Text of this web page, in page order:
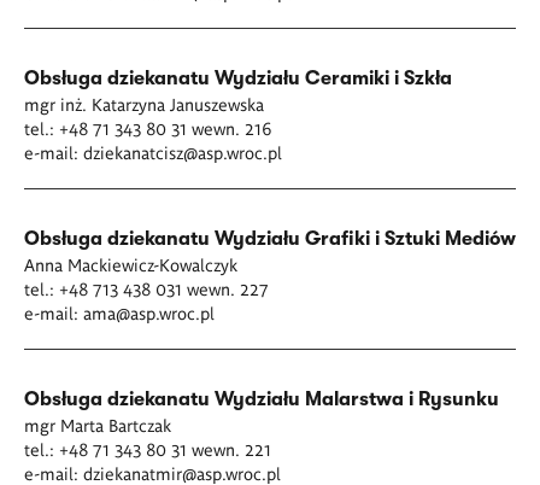
Obsługa dziekanatu Wydziału Ceramiki i Szkła
mgr inż. Katarzyna Januszewska
tel.: +48 71 343 80 31 wewn. 216
e-mail: dziekanatcisz@asp.wroc.pl
Obsługa dziekanatu Wydziału Grafiki i Sztuki Mediów
Anna Mackiewicz-Kowalczyk
tel.: +48 713 438 031 wewn. 227
e-mail: ama@asp.wroc.pl
Obsługa dziekanatu Wydziału Malarstwa i Rysunku
mgr Marta Bartczak
tel.: +48 71 343 80 31 wewn. 221
e-mail: dziekanatmir@asp.wroc.pl